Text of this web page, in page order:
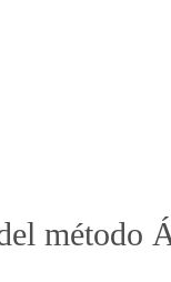
método